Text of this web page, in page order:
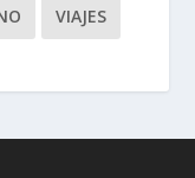
VIAJES